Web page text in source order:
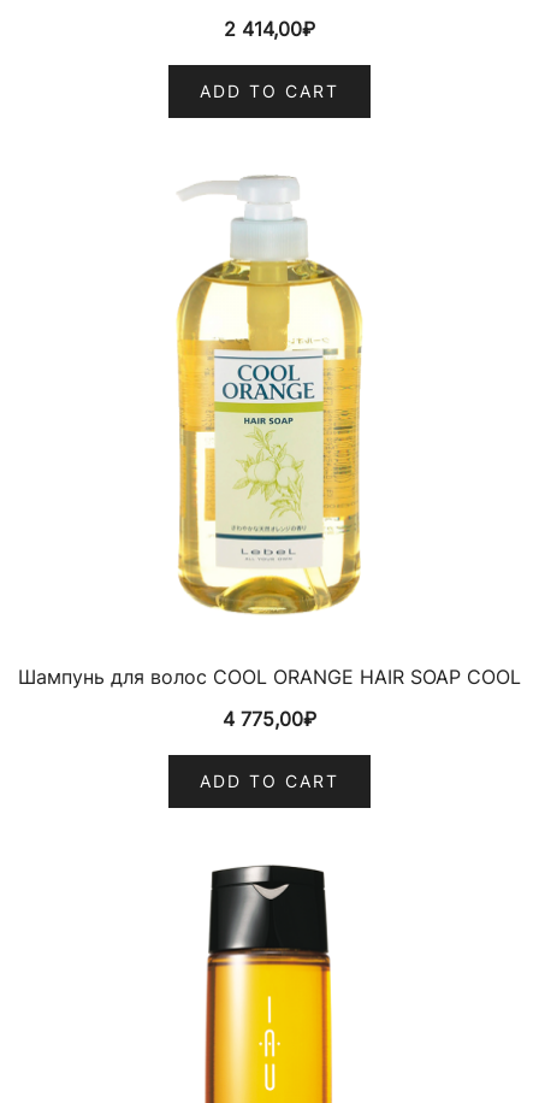
2 414,00₽
ADD TO CART
Шампунь для волос COOL ORANGE HAIR SOAP COOL
4 775,00₽
ADD TO CART